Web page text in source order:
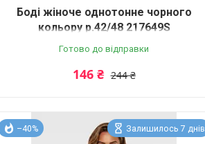
Боді жіноче однотонне чорного
кольору р.42/48 217649S
Готово до відправки
244 ₴
146 ₴
–40% Залишилось 7 днів